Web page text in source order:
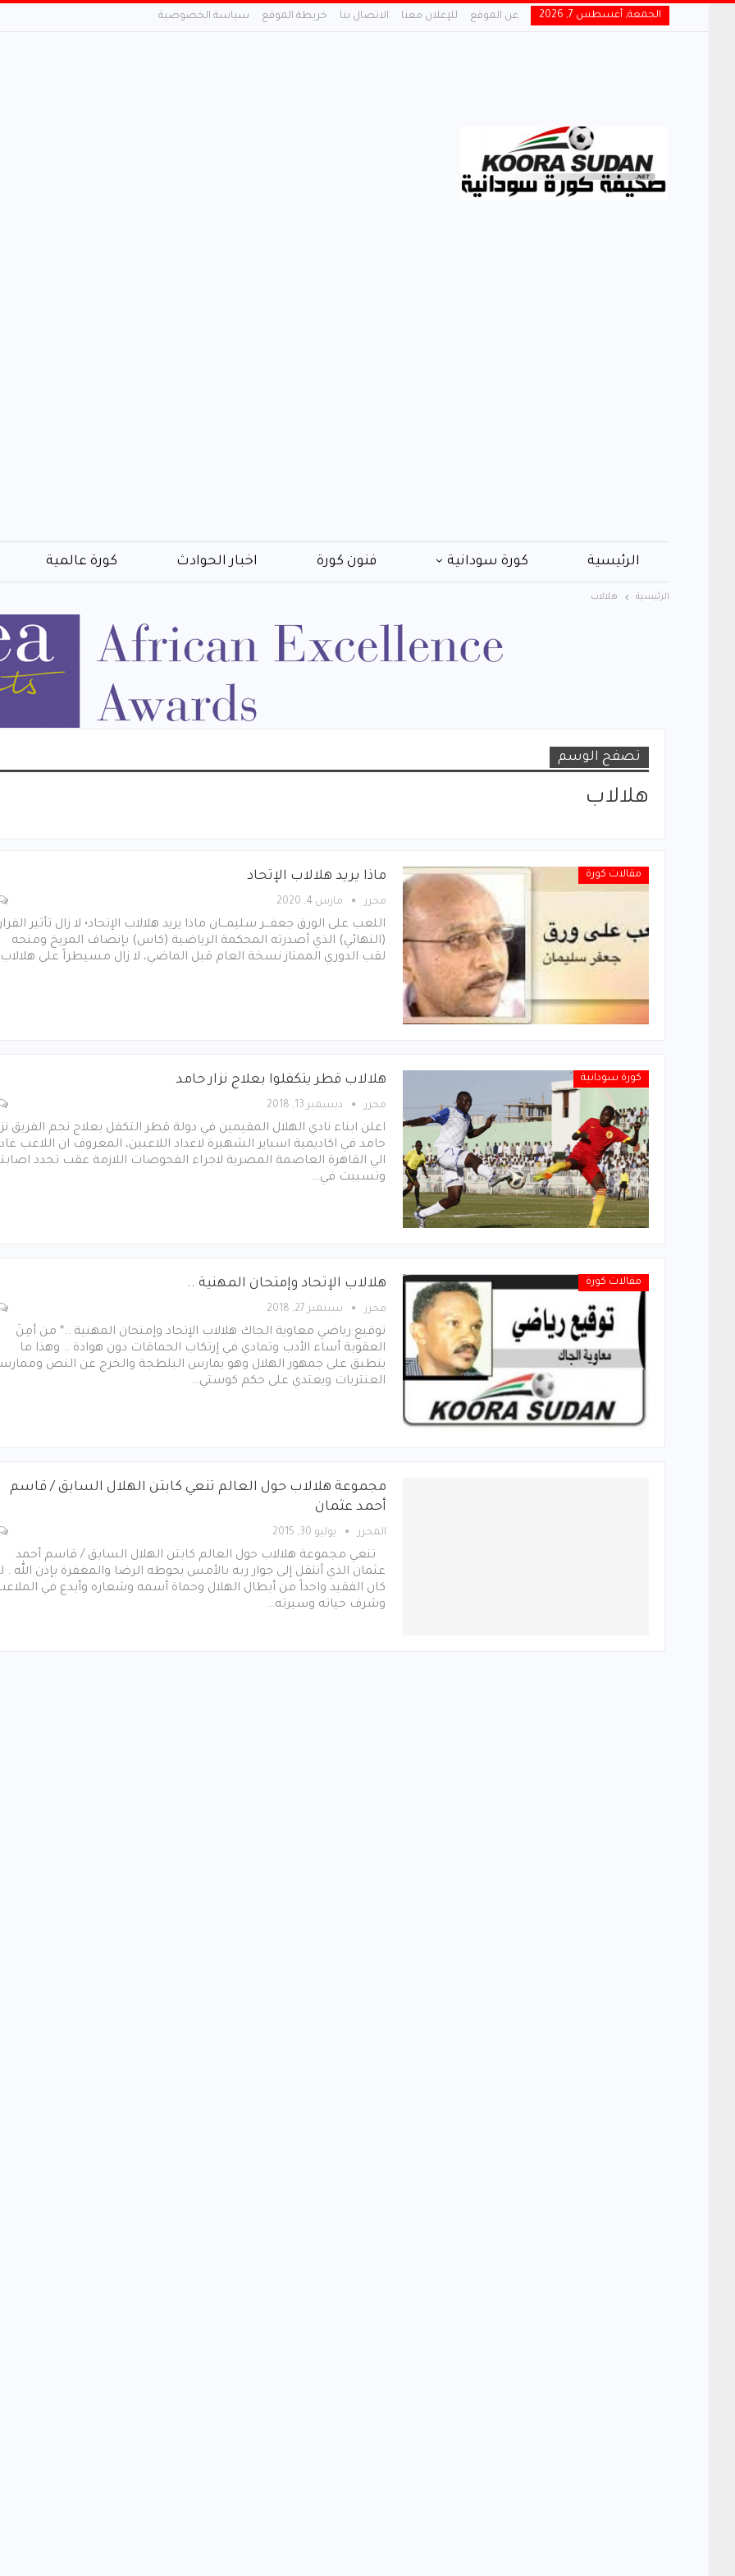
الجمعة, أغسطس 7, 2026 عن الموقع للإعلان معنا الاتصال بنا خريطة الموقع سياسة الخصوصية
الرئيسية كورة سودانية فنون كورة اخبار الحوادث كورة عالمية
الرئيسية هلالاب
تصفح الوسم
هلالاب
مقالات كورة ماذا يريد هلالاب الإتحاد
محرر مارس 4, 2020
اللعب على الورق جعفـــر سليمـــان ماذا يريد هلالاب الإتحاد• لا زال تأثير
(النهائي) الذي أصدرته المحكمة الرياضية (كاس) بإنصاف المريخ ومنحه
لقب الدوري الممتاز نسخة العام قبل الماضي، لا زال مسيطراً على
كورة سودانية هلالاب قطر يتكفلوا بعلاج نزار حامد
محرر ديسمبر 13, 2018
اعلن ابناء نادي الهلال المقيمين في دولة قطر التكفل بعلاج نجم الفريق
حامد في اكاديمية اسباير الشهيرة لاعداد اللاعبين، المعروف ان اللاعب
الي القاهرة العاصمة المصرية لاجراء الفحوصات اللازمة عقب تجدد
وتسببت في…
مقالات كورة هلالاب الإتحاد وإمتحان المهنية ..
محرر سبتمبر 27, 2018
توقيع رياضي معاوية الجاك هلالاب الإتحاد وإمتحان المهنية ..* من أمِنَ
العقوبة أساء الأدب وتمادي في إرتكاب الحماقات دون هوادة .. وهذا ما
ينطبق على جمهور الهلال وهو يمارس البلطجة والخرج عن النص
العنتريات ويعتدي على حكم كوستي…
مجموعة هلالاب حول العالم تنعي كابتن الهلال السابق / قاسم
أحمد عثمان
المحرر يوليو 30, 2015
تنعي مجموعة هلالاب حول العالم كابتن الهلال السابق / قاسم أحمد
عثمان الذي أنتقل إلى جوار ربه بالأمس يحوطه الرضا والمغفرة بإذن الله .
كان الفقيد واحداً من أبطال الهلال وحماة أسمه وشعاره وأبدع في
وشرف حياته وسيرته…